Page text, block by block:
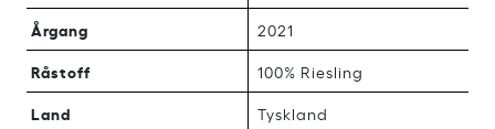
Årgang 2021
Råstoff 100% Riesling
Land Tyskland